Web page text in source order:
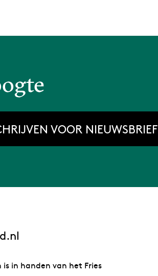
VOOR NIEUWSBRIEF
is in handen van het Fries